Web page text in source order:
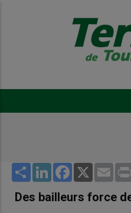
Share LinkedInFacebook
X Email
Des bailleurs force